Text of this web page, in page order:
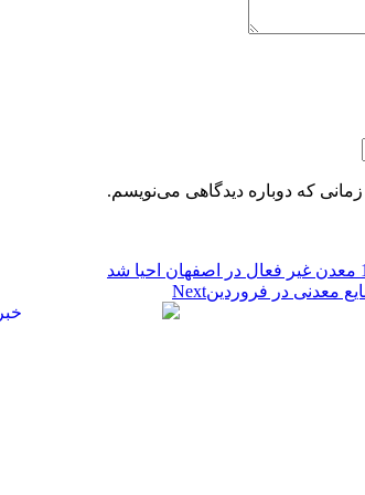
که دوباره دیدگاهی می‌نویسم.
Next